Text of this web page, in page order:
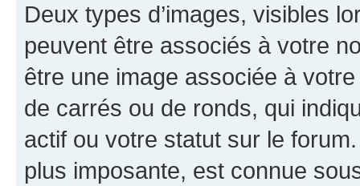
Deux types d’images, visibles
peuvent être associés à votre
être une image associée à
de carrés ou de ronds, qui
actif ou votre statut sur le
plus imposante, est connue